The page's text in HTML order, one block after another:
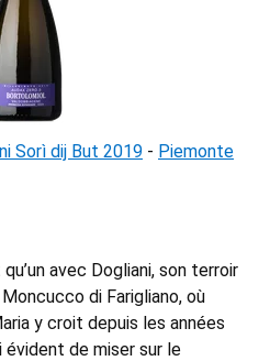
Sorì dij But 2019 - Piemonte
avec Dogliani, son terroir
di Farigliano, où
y croit depuis les années
évident de miser sur le